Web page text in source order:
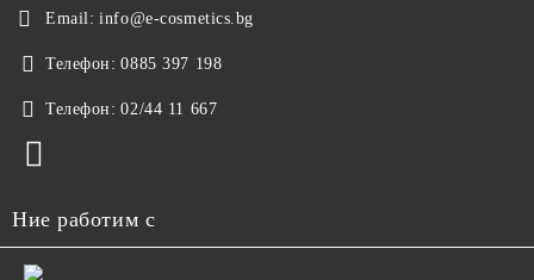
Email: info@e-cosmetics.bg
Телефон: 0885 397 198
Телефон: 02/44 11 667
Ние работим с